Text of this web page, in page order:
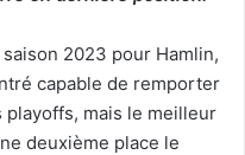
2023 pour Hamlin,
capable de remporter
mais le meilleur
deuxième place le